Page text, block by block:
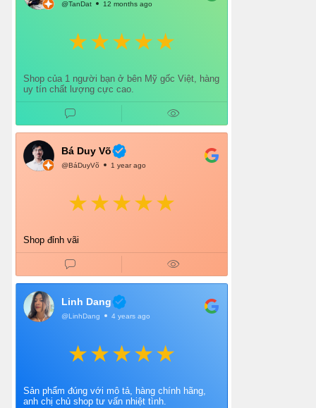
@TanDat 12 months ago
Shop của 1 người bạn ở bên Mỹ gốc Việt, hàng
uy tín chất lượng cực cao.
Bá Duy Võ
@BáDuyVõ 1 year ago
Shop đỉnh vãi
Linh Dang
@LinhDang 4 years ago
Sản phẩm đúng với mô tả, hàng chính hãng,
anh chị chủ shop tư vấn nhiệt tình.